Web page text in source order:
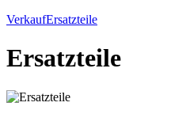
VerkaufErsatzteile
Ersatzteile